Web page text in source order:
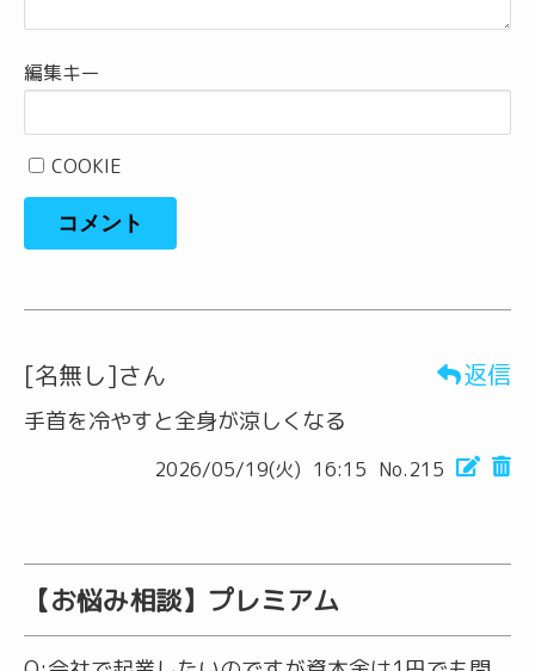
編集キー
COOKIE
コメント
[名無し]さん 返信
手首を冷やすと全身が涼しくなる
2026/05/19(火) 16:15 No.215
【お悩み相談】プレミアム